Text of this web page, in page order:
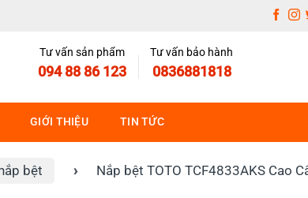
Tư vấn sản phẩm
094 88 86 123
Tư vấn bảo hành
0836881818
GIỚI THIỆU TIN TỨC
bệt ›
Nắp bệt TOTO TCF4833AKS Cao